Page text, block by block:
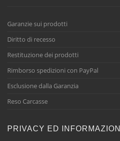
Garanzie sui prodotti
Diritto di recesso
Restituzione dei prodotti
Rimborso spedizioni con PayPal
Esclusione dalla Garanzia
Reso Carcasse
PRIVACY ED INFORMAZIONI